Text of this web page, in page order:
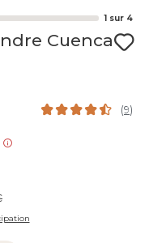
1 sur 4
Cuenca
(9)